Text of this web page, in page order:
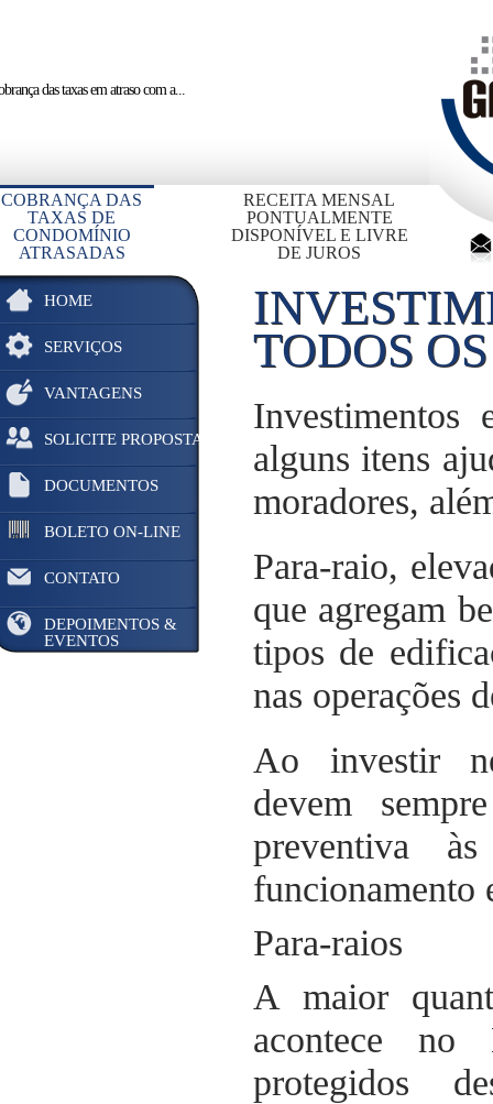
das taxas em atrasocom a...
COBRANÇA DAS
TAXAS DE
CONDOMÍNIO
ATRASADAS
RECEITA MENSAL
PONTUALMENTE
DISPONÍVEL E LIVRE
DE JUROS
HOME
SERVIÇOS
VANTAGENS
SOLICITE PROPOSTA
DOCUMENTOS
BOLETO ON-LINE
CONTATO
DEPOIMENTOS &
EVENTOS
TODOS
Investimentos
alguns itens
moradores,
Para-raio,
que agregam
tipos de
nas operações
Ao investir
devem
preventiva
funcionamento
Para-raios
A maior
acontece no
protegidos